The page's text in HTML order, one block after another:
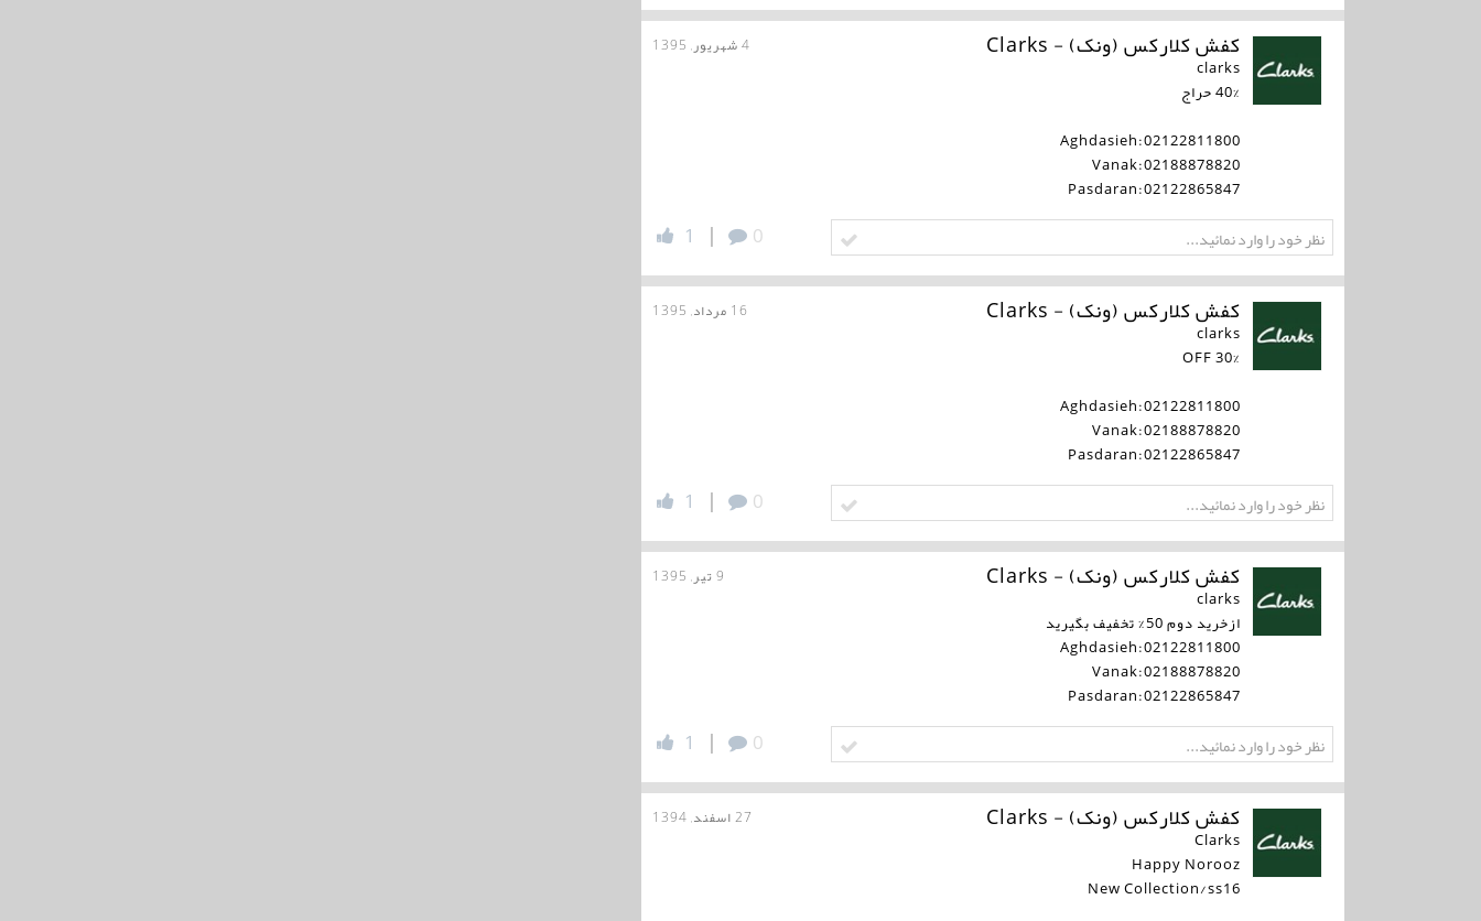
کفش کلارکس (ونک) - Clarks 4 شهریور, 1395
clarks
40% حراج
Aghdasieh:02122811800
Vanak:02188878820
Pasdaran:02122865847
0
|
1
کفش کلارکس (ونک) - Clarks 16 مرداد, 1395
clarks
30% OFF
Aghdasieh:02122811800
Vanak:02188878820
Pasdaran:02122865847
0
|
1
کفش کلارکس (ونک) - Clarks 9 تیر, 1395
clarks
ازخرید دوم 50% تخفیف بگیرید
Aghdasieh:02122811800
Vanak:02188878820
Pasdaran:02122865847
0
|
1
کفش کلارکس (ونک) - Clarks 27 اسفند, 1394
Clarks
Happy Norooz
New Collection/ss16